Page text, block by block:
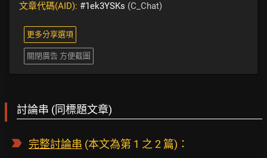
文章代碼(AID): #1ek3YSKs (C_Chat)
更多分享選項
關閉廣告 方便截圖
討論串 (同標題文章)
完整討論串 (本文為第 1 之 2 篇)：